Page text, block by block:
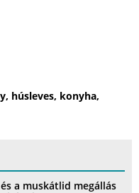
, húsleves, konyha,
a muskátlid megállás